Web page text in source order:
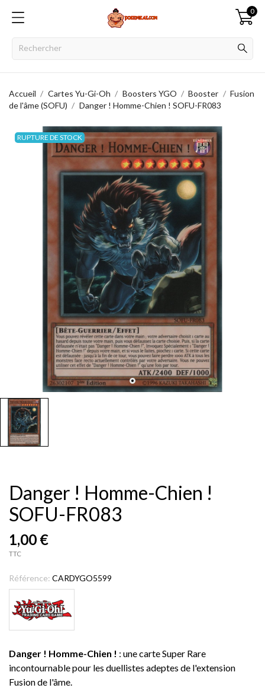
0
Accueil Cartes Yu-Gi-Oh Boosters YGO Booster
Fusion
de l'âme (SOFU)
Danger ! Homme-Chien ! SOFU-FR083
RUPTURE DE STOCK
Danger ! Homme-Chien !
SOFU-FR083
1,00 €
TTC
Référence: CARDYGO5599
Danger ! Homme-Chien ! : une carte Super Rare
incontournable pour les duellistes adeptes de l'extension
Fusion de l'âme.